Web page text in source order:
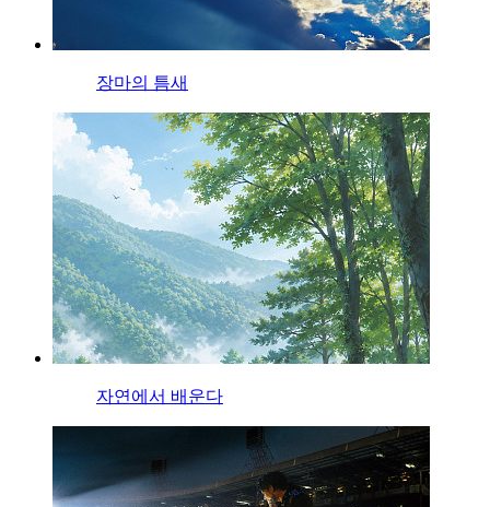
장마의 틈새
자연에서 배운다